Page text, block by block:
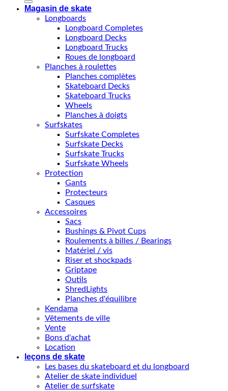
Magasin de skate
Longboards
Longboard Completes
Longboard Decks
Longboard Trucks
Roues de longboard
Planches à roulettes
Planches complètes
Skateboard Decks
Skateboard Trucks
Wheels
Planches à doigts
Surfskates
Surfskate Completes
Surfskate Decks
Surfskate Trucks
Surfskate Wheels
Protection
Gants
Protecteurs
Casques
Accessoires
Sacs
Bushings & Pivot Cups
Roulements à billes / Bearings
Matériel / vis
Riser et shockpads
Griptape
Outils
ShredLights
Planches d'équilibre
Kendama
Vêtements de ville
Vente
Bons d'achat
Location
leçons de skate
Les bases du skateboard et du longboard
Atelier de skate individuel
Atelier de surfskate